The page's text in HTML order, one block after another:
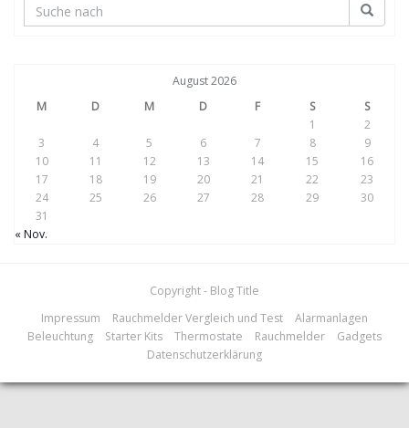
August 2026
M
D M D F S
S
1
2
3
4 5 6 7 8
9
10
11 12 13 14 15
16
17
18 19 20 21 22
23
24
25 26 27 28 29
30
31
« Nov.
Copyright - Blog Title
Impressum
Rauchmelder Vergleich und Test
Alarmanlagen
Beleuchtung
Starter Kits Thermostate Rauchmelder
Gadgets
Datenschutzerklärung